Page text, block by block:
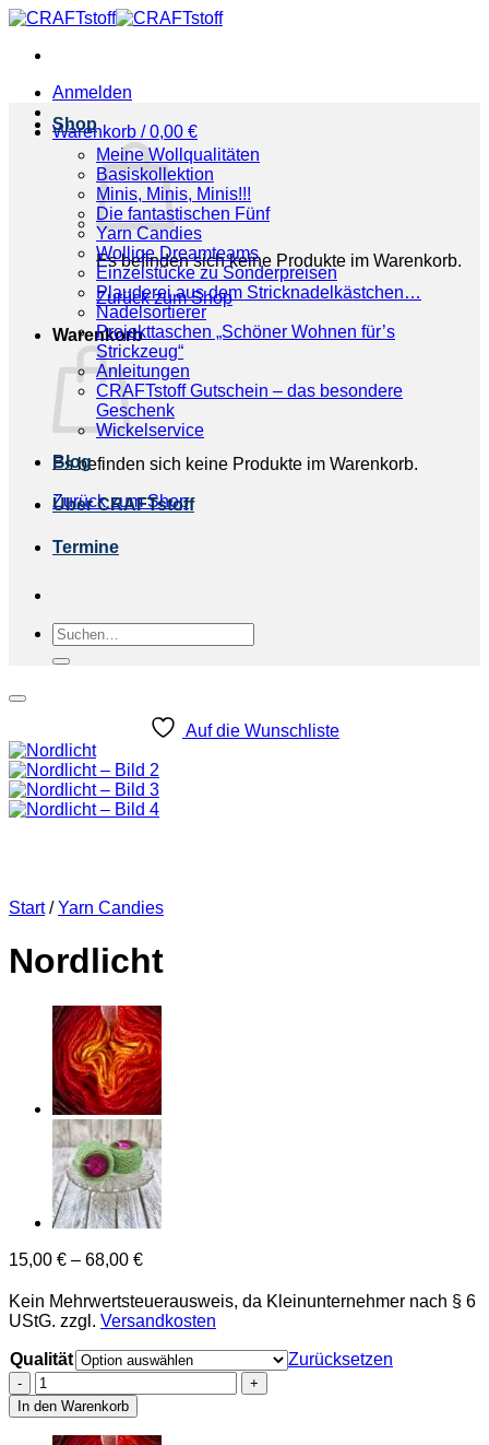
Zum
springen
Anmelden
Warenkorb /0,00 €
Es befinden sich keine Produkte im Warenkorb.
Zurück zum Shop
Warenkorb
Es befinden sich keine Produkte im Warenkorb.
Zurück zum Shop
Shop
Meine Wollqualitäten
Basiskollektion
Minis, Minis, Minis!!!
Die fantastischen Fünf
Yarn Candies
Wollige Dreamteams
Einzelstücke zu Sonderpreisen
Plauderei aus dem Stricknadelkästchen…
Nadelsortierer
Projekttaschen „Schöner Wohnen für’s
Strickzeug“
Anleitungen
CRAFTstoff Gutschein – das besondere
Geschenk
Wickelservice
Blog
Über CRAFTstoff
Termine
Suchen
nach:
Auf die Wunschliste
Start / Yarn Candies
Nordlicht
15,00 € – 68,00 €
Kein Mehrwertsteuerausweis, da Kleinunternehmer nach § 6
UStG. zzgl. Versandkosten
Qualität
Zurücksetzen
Nordlicht
Menge
In den Warenkorb